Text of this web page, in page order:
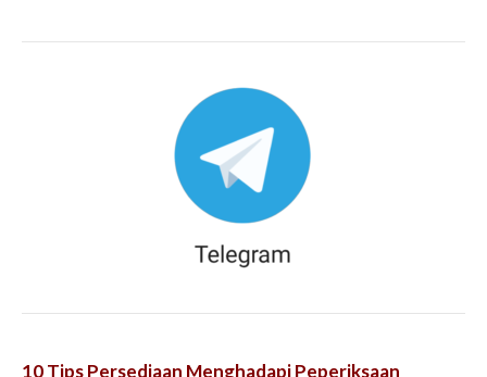
10 Tips Persediaan Menghadapi Peperiksaan